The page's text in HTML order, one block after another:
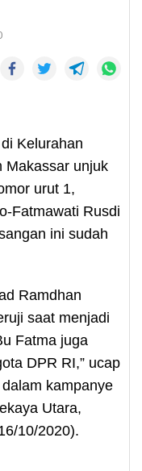
Kelurahan
Makassar unjuk
urut 1,
Fatmawati Rusdi
ini sudah
Ramdhan
saat menjadi
Fatma juga
DPR RI,” ucap
kampanye
Utara,
10/2020).